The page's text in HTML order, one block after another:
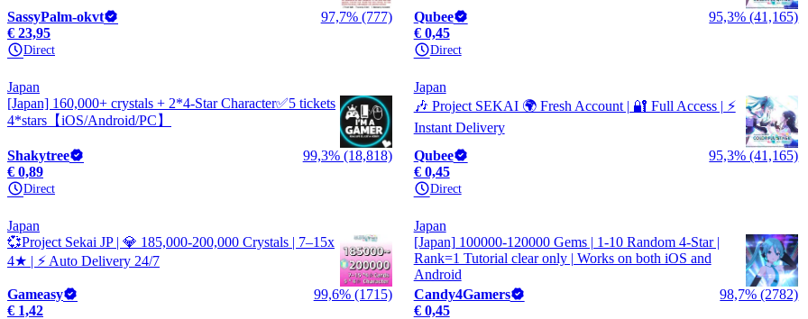
SassyPalm-okvt
97,7% (777)
€ 23,95
Direct
Qubee
95,3% (41,165)
€ 0,45
Direct
Japan
[Japan] 160,000+ crystals + 2*4-Star Character✅5 tickets
4*stars【iOS/Android/PC】
Shakytree
99,3% (18,818)
€ 0,89
Direct
Japan
🎶 Project SEKAI 🌍 Fresh Account | 🔐 Full Access | ⚡
Instant Delivery
Qubee
95,3% (41,165)
€ 0,45
Direct
Japan
💞Project Sekai JP | 💎 185,000-200,000 Crystals | 7–15x
4★ | ⚡ Auto Delivery 24/7
Gameasy
99,6% (1715)
€ 1,42
Japan
[Japan] 100000-120000 Gems | 1-10 Random 4-Star |
Rank=1 Tutorial clear only | Works on both iOS and
Android
Candy4Gamers
98,7% (2782)
€ 0,45